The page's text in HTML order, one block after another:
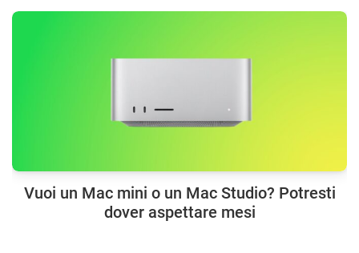
Vuoi un Mac mini o un Mac Studio? Potresti
dover aspettare mesi